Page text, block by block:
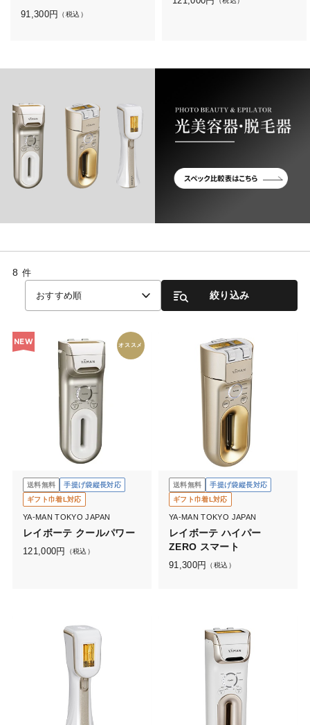
91,300円 （税込）
8 件
おすすめ順 絞り込み
NEW オススメ
送料無料
手提げ袋縦長対応
ギフト巾着L対応
YA-MAN TOKYO JAPAN
レイボーテ クールパワー
121,000円 （税込）
送料無料
手提げ袋縦長対応
ギフト巾着L対応
YA-MAN TOKYO JAPAN
レイボーテ ハイパー
ZERO スマート
91,300円 （税込）